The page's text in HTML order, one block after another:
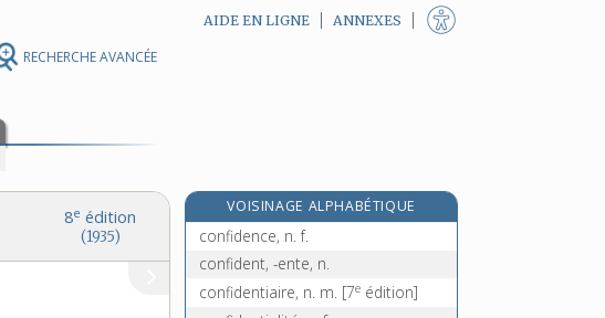
RECHERCHE AVANCÉE
AIDE EN LIGNE ANNEXES
8e édition
(1935)
VOISINAGE ALPHABÉTIQUE
confidemment, adv.
confidence, n. f.
confident, -ente, n.
confidentiaire, n. m. [7e édition]